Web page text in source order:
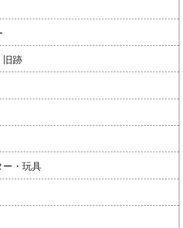
旧跡
ー・玩具